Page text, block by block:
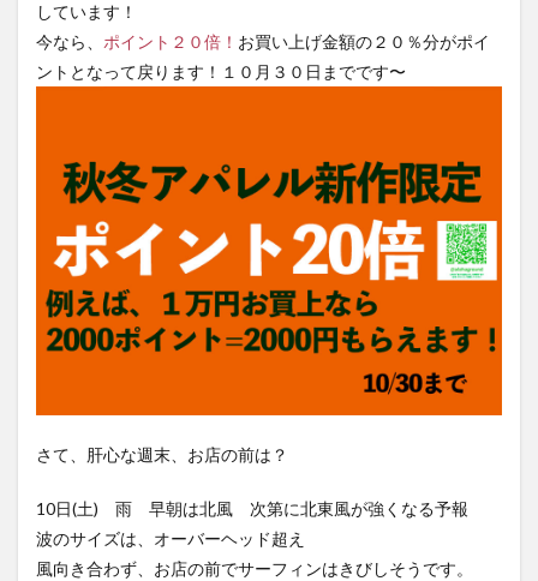
しています！
今なら、 ポイント２０倍！ お買い上げ金額の２０％分がポイ
ントとなって戻ります！１０月３０日までです〜
さて、肝心な週末、お店の前は？
10日(土) 雨 早朝は北風 次第に北東風が強くなる予報
波のサイズは、オーバーヘッド超え
風向き合わず、お店の前でサーフィンはきびしそうです。